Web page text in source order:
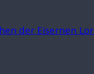
der Eisernen